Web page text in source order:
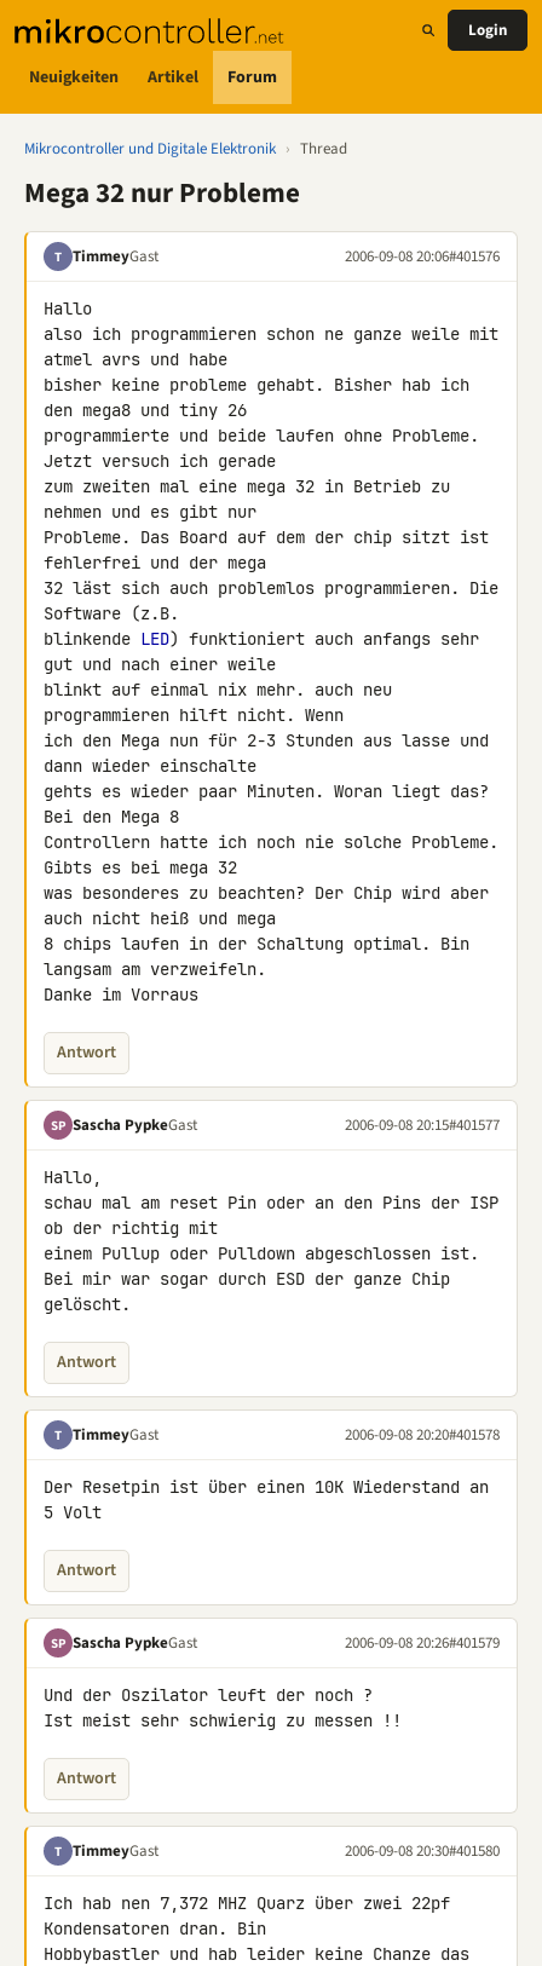
Neuigkeiten Artikel Forum
Login
Mikrocontroller und Digitale Elektronik › Thread
Mega 32 nur Probleme
T TimmeyGast 2006-09-08 20:06#401576
Hallo
also ich programmieren schon ne ganze weile mit
atmel avrs und habe
bisher keine probleme gehabt. Bisher hab ich
den mega8 und tiny 26
programmierte und beide laufen ohne Probleme.
Jetzt versuch ich gerade
zum zweiten mal eine mega 32 in Betrieb zu
nehmen und es gibt nur
Probleme. Das Board auf dem der chip sitzt ist
fehlerfrei und der mega
32 läst sich auch problemlos programmieren. Die
Software (z.B.
blinkende LED) funktioniert auch anfangs sehr
gut und nach einer weile
blinkt auf einmal nix mehr. auch neu
programmieren hilft nicht. Wenn
ich den Mega nun für 2-3 Stunden aus lasse und
dann wieder einschalte
gehts es wieder paar Minuten. Woran liegt das?
Bei den Mega 8
Controllern hatte ich noch nie solche Probleme.
Gibts es bei mega 32
was besonderes zu beachten? Der Chip wird aber
auch nicht heiß und mega
8 chips laufen in der Schaltung optimal. Bin
langsam am verzweifeln.
Danke im Vorraus
Antwort
SP Sascha PypkeGast 2006-09-08 20:15#401577
Hallo,
schau mal am reset Pin oder an den Pins der ISP
ob der richtig mit
einem Pullup oder Pulldown abgeschlossen ist.
Bei mir war sogar durch ESD der ganze Chip
gelöscht.
Antwort
T TimmeyGast 2006-09-08 20:20#401578
Der Resetpin ist über einen 10K Wiederstand an
5 Volt
Antwort
SP Sascha PypkeGast 2006-09-08 20:26#401579
Und der Oszilator leuft der noch ?
Ist meist sehr schwierig zu messen !!
Antwort
T TimmeyGast 2006-09-08 20:30#401580
Ich hab nen 7,372 MHZ Quarz über zwei 22pf
Kondensatoren dran. Bin
Hobbybastler und hab leider keine Chanze das